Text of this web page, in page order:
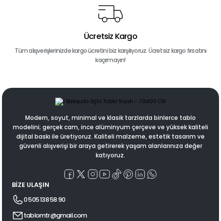
Ücretsiz Kargo
Tüm alışverişlerinizde kargo ücretini biz karşılıyoruz. Ücretsiz kargo fırsatını
kaçırmayın!
Modern, soyut, minimal ve klasik tarzlarda binlerce tablo
modelini; gerçek cam, ince alüminyum çerçeve ve yüksek kaliteli
dijital baskı ile üretiyoruz. Kaliteli malzeme, estetik tasarım ve
güvenli alışverişi bir araya getirerek yaşam alanlarınıza değer
katıyoruz.
BİZE ULAŞIN
0 505 138 58 90
tablomtr@gmail.com